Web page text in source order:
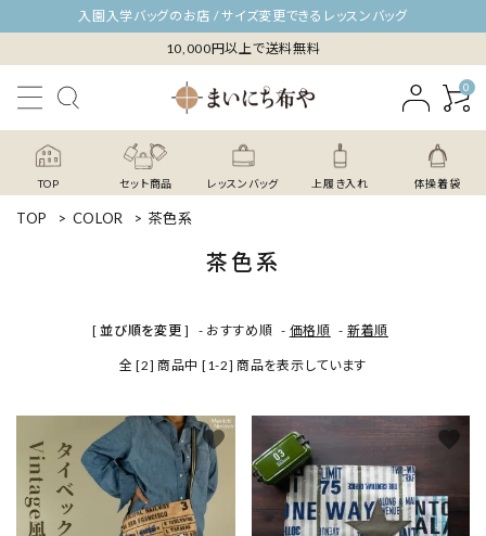
入園入学バッグのお店 / サイズ変更できるレッスンバッグ
10,000円以上で送料無料
0
TOP セット商品 レッスンバッグ 上履き入れ 体操着袋
TOP > COLOR > 茶色系
茶色系
[ 並び順を変更 ] - おすすめ順 - 価格順 - 新着順
全 [2] 商品中 [1-2] 商品を表示しています
favorite favorite
キーワード
close